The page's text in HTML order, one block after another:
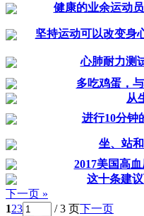
健康的业余运动
坚持运动可以改变身
心肺耐力测
多吃鸡蛋，
从
进行10分钟
坐、站
2017美国高
这十条建
下一页 »
123 / 3 页下一页